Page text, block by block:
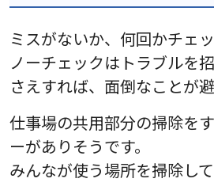
ミスがないか、何回かチェッ
ノーチェックはトラブルを
さえすれば、面倒なことが
仕事場の共用部分の掃除を
ーがありそうです。
みんなが使う場所を掃除して